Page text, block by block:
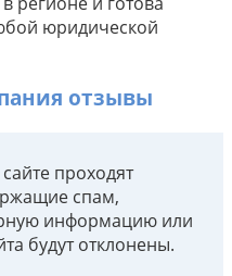
юридической
отзывы
проходят
спам,
информацию или
будут отклонены.